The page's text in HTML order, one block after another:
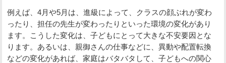
例えば、4月や5月は、進級によって、クラスの顔ぶれが変わ
ったり、担任の先生が変わったりといった環境の変化があり
ます。こうした変化は、子どもにとって大きな不安要因とな
ります。あるいは、親御さんの仕事などに、異動や配置転換
などの変化があれば、家庭はバタバタして、子どもへの関心